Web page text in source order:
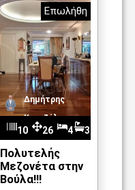
Επωλήθη
Δημήτρης
Καντζέλης
10
72
26
0
m
2
4 3
Πολυτελής
Μεζονέτα στην
Βούλα!!!